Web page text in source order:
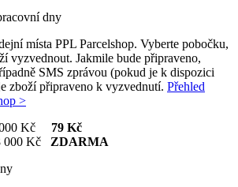
dny
místa PPL Parcelshop. Vyberte pobočku,
vyzvednout. Jakmile bude připraveno,
SMS zprávou (pokud je k dispozici
zboží připraveno k vyzvednutí. Přehled
>
000 Kč 79 Kč
000 Kč ZDARMA